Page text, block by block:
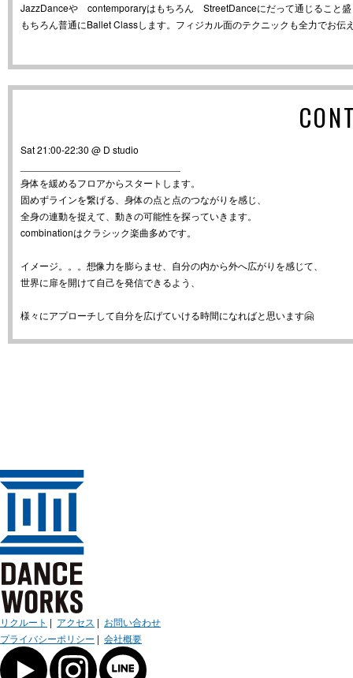
JazzDanceや contemporaryはもちろん StreetDanceにだって通じること盛
もちろん普通にBallet Classします。フィジカル面のテクニックも全力でお伝
Sat 21:00-22:30 @ D studio
身体を緩めるフロアからスタートします。
固めずラインを繋げる、身体の点と点のつながりを感じ、
全身の連動を捉えて、動きの可能性を探っていきます。
combinationはクラシック楽曲多めです。
イメージ。。。想像力を膨らませ、自分の内から外へ広がりを感じて、
世界に扉を開けて自己を発信できるよう、
様々にアプローチして自分を広げていける時間になればと思います🤗
リクルート | アクセス | お問い合わせ
プライバシーポリシー | 会社概要